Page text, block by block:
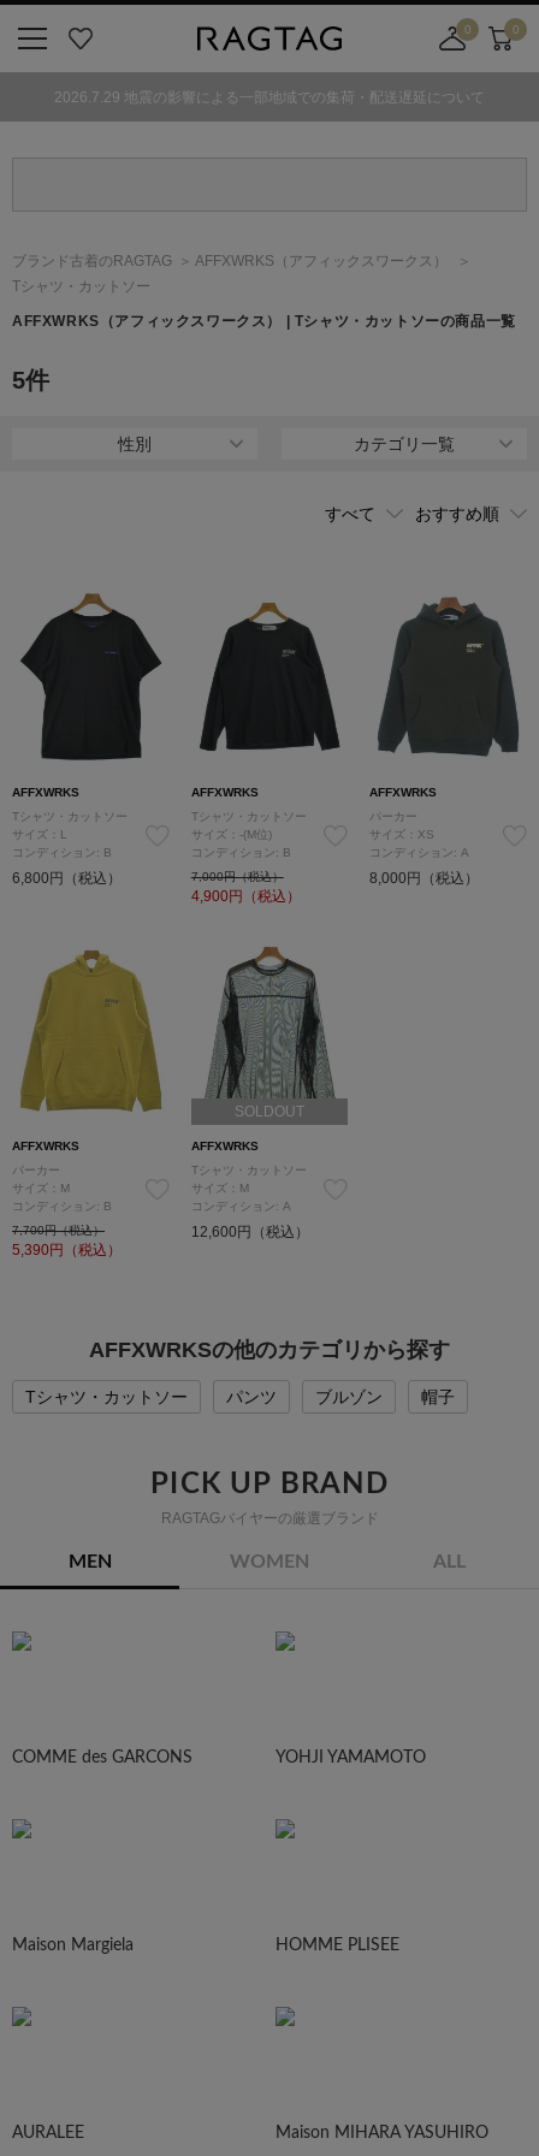
気
0
舗
カ
0
2026.7.29 地震の影響による一部地域での集荷・配送遅延について
ブランド古着のRAGTAG AFFXWRKS （アフィックスワークス）
Tシャツ・カットソー
AFFXWRKS （アフィックスワークス） | Tシャツ・カットソーの商品一覧
5件
性別 カテゴリ一覧
AFFXWRKS
Tシャツ・カットソー
サイズ：L
コンディション: B
6,800円（税込）
AFFXWRKS
Tシャツ・カットソー
サイズ：-(M位)
コンディション: B
7,000円（税込）
4,900円（税込）
AFFXWRKS
パーカー
サイズ：XS
コンディション: A
8,000円（税込）
AFFXWRKS
パーカー
サイズ：M
コンディション: B
7,700円（税込）
5,390円（税込）
SOLDOUT
AFFXWRKS
Tシャツ・カットソー
サイズ：M
コンディション: A
12,600円（税込）
AFFXWRKSの他のカテゴリから探す
Tシャツ・カットソー パンツ ブルゾン 帽子
PICK UP BRAND
RAGTAGバイヤーの厳選ブランド
MEN WOMEN ALL
COMME des GARCONS YOHJI YAMAMOTO
Maison Margiela HOMME PLISEE
AURALEE Maison MIHARA YASUHIRO